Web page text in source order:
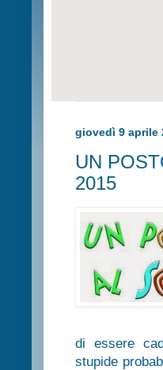
giovedì 9 aprile
UN
2015
di essere
stupide